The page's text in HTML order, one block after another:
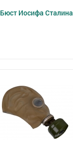
Бюст Иосифа Сталина